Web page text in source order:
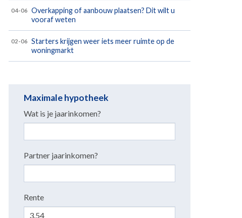
04-06
Overkapping of aanbouw plaatsen? Dit wilt u
vooraf weten
02-06
Starters krijgen weer iets meer ruimte op de
woningmarkt
Maximale hypotheek
Wat is je jaarinkomen?
Partner jaarinkomen?
Rente